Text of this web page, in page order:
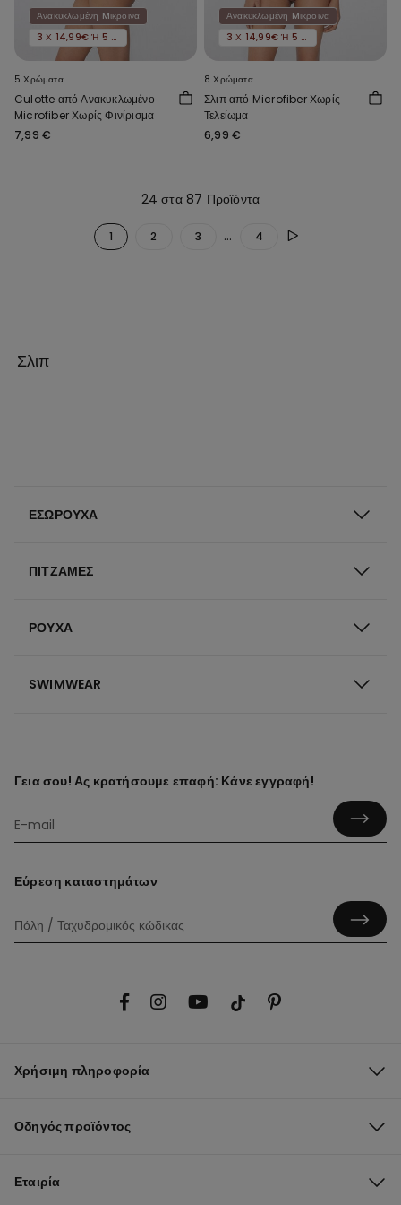
Ανακυκλωμένη Mικροϊνα
3 Χ 14,99€ Ή 5 Χ 22,99€
5 Χρώματα
Culotte από Ανακυκλωμένο
Microfiber Χωρίς Φινίρισμα
7,99 €
Ανακυκλωμένη Mικροϊνα
3 Χ 14,99€ Ή 5 Χ 22,99€
8 Χρώματα
Σλιπ από Microfiber Χωρίς
Τελείωμα
6,99 €
24 στα 87 Προϊόντα
1 2 3 ... 4
Σλιπ
ΕΣΏΡΟΥΧΑ
ΠΙΤΖΆΜΕΣ
ΡΟΎΧΑ
SWIMWEAR
Γεια σου! Ας κρατήσουμε επαφή: Κάνε εγγραφή!
Εύρεση καταστημάτων
Χρήσιμη πληροφορία
Οδηγός προϊόντος
Εταιρία